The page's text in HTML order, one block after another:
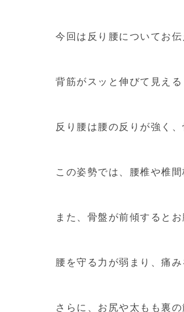
今回は反り腰についてお伝
背筋がスッと伸びて見え
反り腰は腰の反りが強く
この姿勢では、腰椎や椎
また、骨盤が前傾すると
腰を守る力が弱まり、痛
さらに、お尻や太もも裏